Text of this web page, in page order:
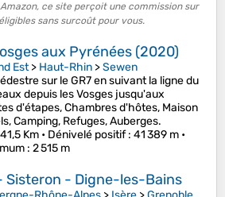
ce site perçoit une commission sur
sans surcoût pour vous.
aux Pyrénées (2020)
Est> Haut-Rhin >Sewen
sur le GR7 en suivant la ligne du
depuis les Vosges jusqu'aux
d'étapes, Chambres d'hôtes, Maison
Camping, Refuges, Auberges.
Km • Dénivelé positif: 41 389 m •
: 2 515 m
Sisteron - Digne-les-Bains